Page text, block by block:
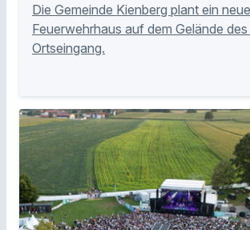
Die Gemeinde Kienberg plant ein
Feuerwehrhaus auf dem Gelände
Ortseingang.